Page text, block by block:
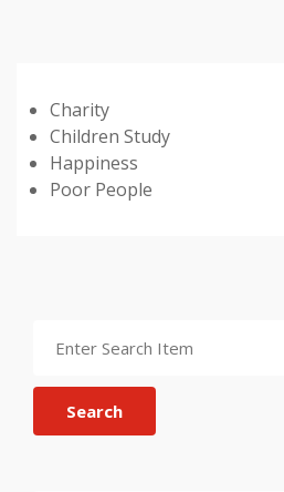
Charity
Children Study
Happiness
Poor People
Search